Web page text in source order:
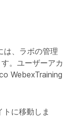
は、ラボの管理
。ユーザーアカ
WebexTraining
に移動しま